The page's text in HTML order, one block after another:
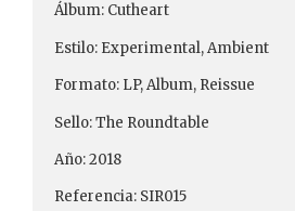
Álbum: Cutheart
Estilo: Experimental, Ambient
Formato: LP, Album, Reissue
Sello: The Roundtable
Año: 2018
Referencia: SIR015